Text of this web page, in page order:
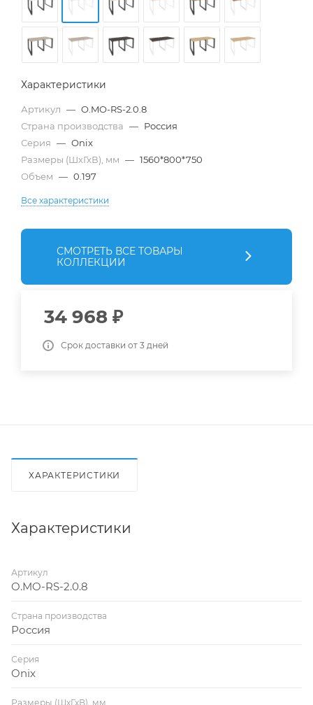
Характеристики
Артикул — O.MO-RS-2.0.8
Страна производства — Россия
Серия — Onix
Размеры (ШхГхВ), мм — 1560*800*750
Объем — 0.197
Все характеристики
СМОТРЕТЬ ВСЕ ТОВАРЫ
КОЛЛЕКЦИИ
34 968 ₽
Срок доставки от 3 дней
ХАРАКТЕРИСТИКИ
Характеристики
Артикул
O.MO-RS-2.0.8
Страна производства
Россия
Серия
Onix
Размеры (ШхГхВ), мм